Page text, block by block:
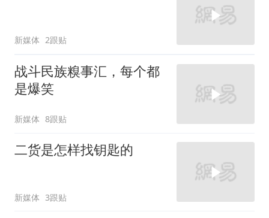
新媒体 2跟贴
战斗民族糗事汇，每个都
是爆笑
新媒体 8跟贴
二货是怎样找钥匙的
新媒体 3跟贴